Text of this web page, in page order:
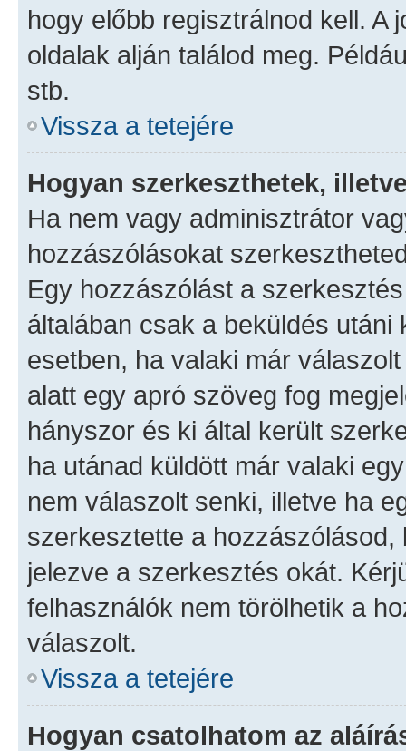
hogy előbb regisztrálnod kell. A
oldalak alján találod meg.
stb.
Vissza a tetejére
Hogyan szerkeszthetek,
Ha nem vagy adminisztrátor
hozzászólásokat
Egy hozzászólást a
általában csak a beküldés
esetben, ha valaki már
alatt egy apró szöveg fog
hányszor és ki által került
ha utánad küldött már valaki
nem válaszolt senki, illetve ha
szerkesztette a
jelezve a szerkesztés okát.
felhasználók nem törölhetik a
válaszolt.
Vissza a tetejére
Hogyan csatolhatom az